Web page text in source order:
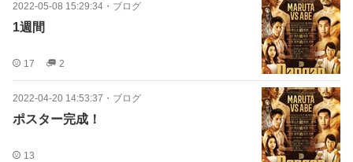
2022-05-08 15:29:34 ・ ブログ
1週間
17 2
2022-04-20 14:53:37 ・ ブログ
ポスター完成！
13